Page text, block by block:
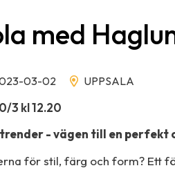
med
03-02 UPPSALA
3 kl 12.20
- vägen till en perfekt
för stil, färg och form? Ett